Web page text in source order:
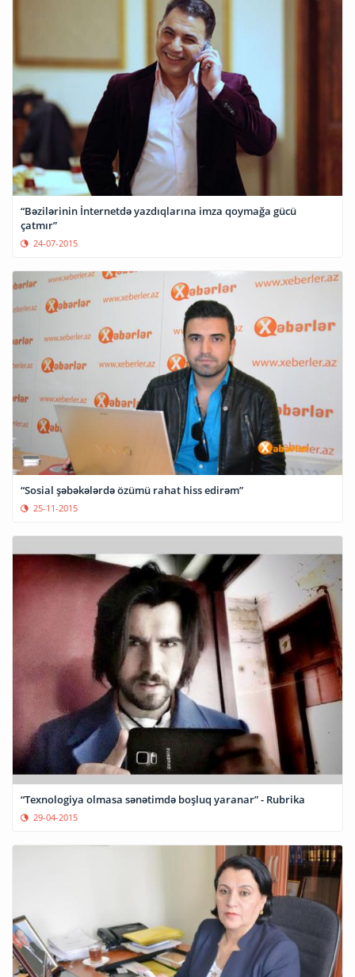
“Bəzilərinin İnternetdə yazdıqlarına imza qoymağa gücü
çatmır”
24-07-2015
“Sosial şəbəkələrdə özümü rahat hiss edirəm”
25-11-2015
“Texnologiya olmasa sənətimdə boşluq yaranar” - Rubrika
29-04-2015